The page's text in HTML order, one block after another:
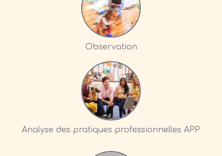
Observation
Analyse des pratiques professionnelles APP